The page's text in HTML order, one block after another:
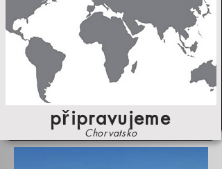
připravujeme
Chorvatsko